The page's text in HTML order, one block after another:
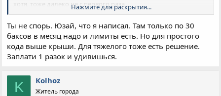
хотя, тоже далеко не с первого раза .
Но и опять же в моем случае, с уровнем моих знаний , без ИИ
я бы не сделал и 1% от того результата , что есть сейчас.
Я уже стар и ленив изучать глубоко подобные темы)
Нажмите для раскрытия...
Ты не спорь. Юзай, что я написал. Там только по 30
баксов в месяц надо и лимиты есть. Но для простого
кода выше крыши. Для тяжелого тоже есть решение.
Заплати 1 разок и удивишься.
K Kolhoz
Житель города